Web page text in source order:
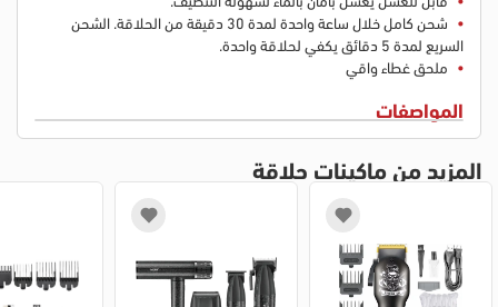
شحن كامل خلال ساعة واحدة لمدة 30 دقيقة من الحلاقة.
الشحن
السريع لمدة 5 دقائق يكفي لحلاقة واحدة.
ملحق غطاء واقي
المواصفات
المزيد من ماكينات حلاقة